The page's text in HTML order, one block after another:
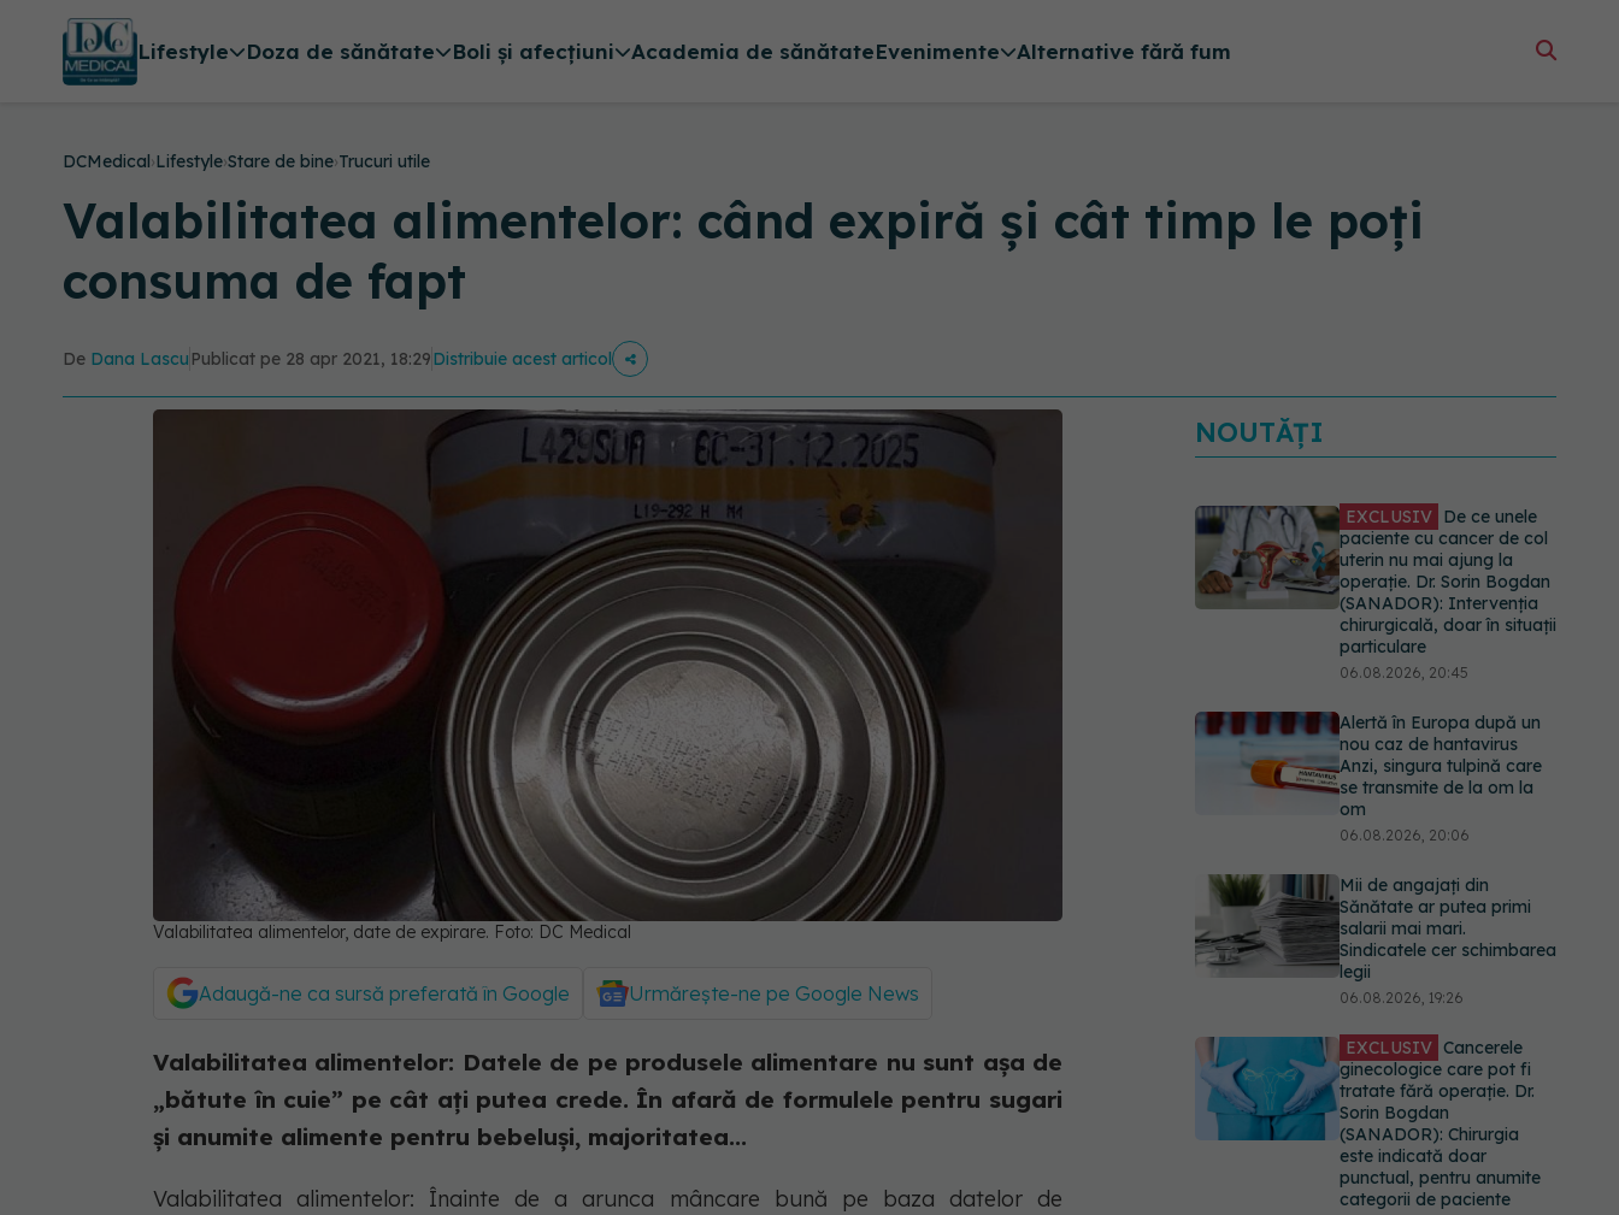
Lifestyle Doza de sănătate Boli și afecțiuni Academia de sănătateEvenimente Alternative fără fum
DCMedical›Lifestyle›Stare de bine›Trucuri utile
Valabilitatea alimentelor: când expiră și cât timp le poți
consuma de fapt
De Dana Lascu Publicat pe 28 apr 2021, 18:29Distribuie acest articol
Valabilitatea alimentelor, date de expirare. Foto: DC Medical
Adaugă-ne ca sursă preferată în Google Urmărește-ne pe Google News
Valabilitatea alimentelor: Datele de pe produsele alimentare nu sunt așa de
„bătute în cuie” pe cât ați putea crede. În afară de formulele pentru sugari
și anumite alimente pentru bebeluși, majoritatea...
Valabilitatea alimentelor: Înainte de a arunca mâncare bună pe baza datelor de
NOUTĂȚI
EXCLUSIV De ce unele
paciente cu cancer de col
uterin nu mai ajung la
operație. Dr. Sorin Bogdan
(SANADOR): Intervenția
chirurgicală, doar în situații
particulare
06.08.2026, 20:45
Alertă în Europa după un
nou caz de hantavirus
Anzi, singura tulpină care
se transmite de la om la
om
06.08.2026, 20:06
Mii de angajați din
Sănătate ar putea primi
salarii mai mari.
Sindicatele cer schimbarea
legii
06.08.2026, 19:26
EXCLUSIV Cancerele
ginecologice care pot fi
tratate fără operație. Dr.
Sorin Bogdan
(SANADOR): Chirurgia
este indicată doar
punctual, pentru anumite
categorii de paciente